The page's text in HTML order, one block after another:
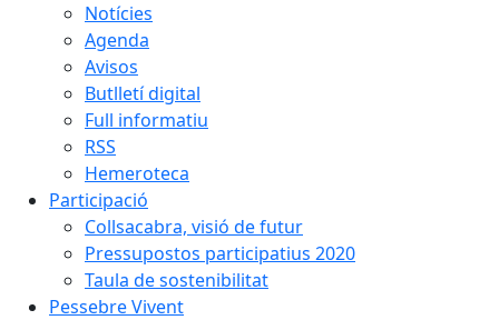
Notícies
Agenda
Avisos
Butlletí digital
Full informatiu
RSS
Hemeroteca
Participació
Collsacabra, visió de futur
Pressupostos participatius 2020
Taula de sostenibilitat
Pessebre Vivent